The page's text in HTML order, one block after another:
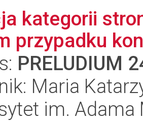
kategorii
przypadku
PRELUDIUM
Maria
im.